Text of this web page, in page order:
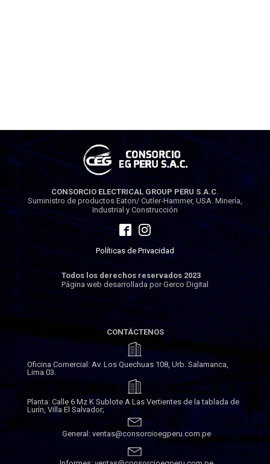
CONSORCIO ELECTRICAL GROUP PERU S.A.C.
Suministro de productos Eaton/ Cutler-Hammer, USA. Minería,
Industrial y Construcción
Políticas de Privacidad
Todos los derechos reservados 2023
Página web desarrollada por Gerco Digital
CONTÁCTENOS
Oficina Comercial: Av. Los Quechuas 108, Urb. Salamanca,
Lima 03.
Planta: Calle 6 Mz K Sublote A Las Vertientes de la tablada de
Lurín, Villa El Salvador;
General: ventas@consorcioegperu.com.pe